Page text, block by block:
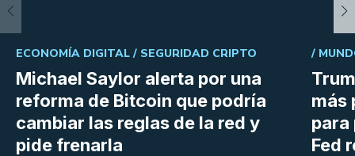
Michael Saylor alerta por una
reforma de Bitcoin que podría
cambiar las reglas de la red y
pide frenarla
ECONOMÍA DIGITAL / SEGURIDAD CRIPTO
más
para
Fed
/